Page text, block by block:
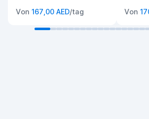
Von 167,00 AED/tag Von